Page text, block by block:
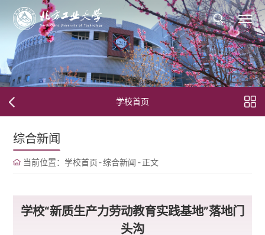
学校首页
综合新闻
当前位置： 学校首页-综合新闻 -正文
学校“新质生产力劳动教育实践基地”落地门
头沟